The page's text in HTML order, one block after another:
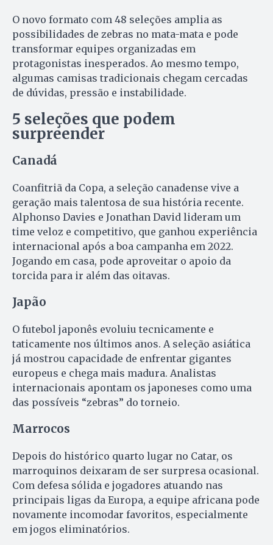
O novo formato com 48 seleções amplia as
possibilidades de zebras no mata-mata e pode
transformar equipes organizadas em
protagonistas inesperados. Ao mesmo tempo,
algumas camisas tradicionais chegam cercadas
de dúvidas, pressão e instabilidade.
5 seleções que podem
surpreender
Canadá
Coanfitriã da Copa, a seleção canadense vive a
geração mais talentosa de sua história recente.
Alphonso Davies e Jonathan David lideram um
time veloz e competitivo, que ganhou experiência
internacional após a boa campanha em 2022.
Jogando em casa, pode aproveitar o apoio da
torcida para ir além das oitavas.
Japão
O futebol japonês evoluiu tecnicamente e
taticamente nos últimos anos. A seleção asiática
já mostrou capacidade de enfrentar gigantes
europeus e chega mais madura. Analistas
internacionais apontam os japoneses como uma
das possíveis “zebras” do torneio.
Marrocos
Depois do histórico quarto lugar no Catar, os
marroquinos deixaram de ser surpresa ocasional.
Com defesa sólida e jogadores atuando nas
principais ligas da Europa, a equipe africana pode
novamente incomodar favoritos, especialmente
em jogos eliminatórios.